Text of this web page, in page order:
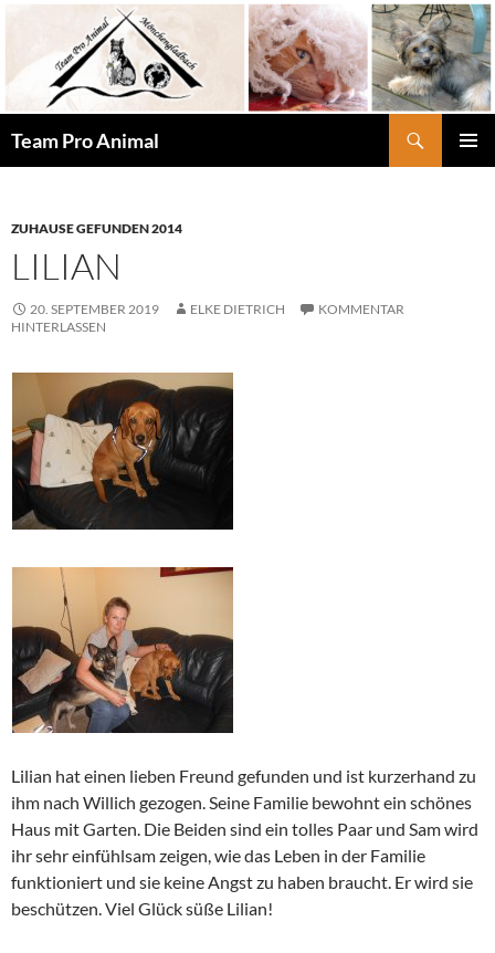
springen
Team Pro Animal
ZUHAUSE GEFUNDEN 2014
LILIAN
20. SEPTEMBER 2019 ELKE DIETRICH
KOMMENTAR
HINTERLASSEN
Lilian hat einen lieben Freund gefunden und ist kurzerhand zu
ihm nach Willich gezogen. Seine Familie bewohnt ein schönes
Haus mit Garten. Die Beiden sind ein tolles Paar und Sam wird
ihr sehr einfühlsam zeigen, wie das Leben in der Familie
funktioniert und sie keine Angst zu haben braucht. Er wird sie
beschützen. Viel Glück süße Lilian!